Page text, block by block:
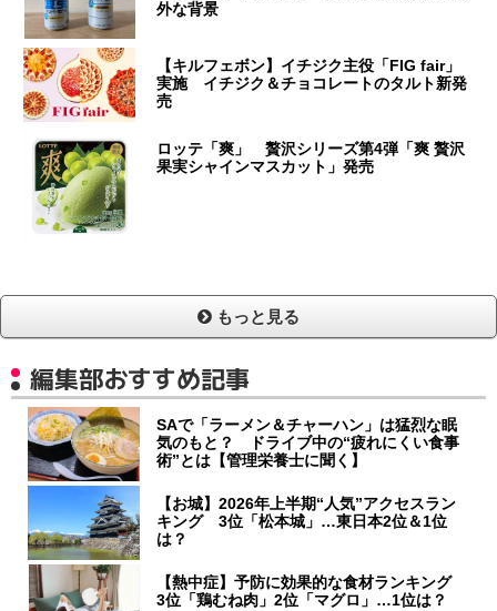
外な背景
【キルフェボン】イチジク主役「FIG fair」
実施 イチジク＆チョコレートのタルト新発
売
ロッテ「爽」 贅沢シリーズ第4弾「爽 贅沢
果実シャインマスカット」発売
もっと見る
編集部おすすめ記事
SAで「ラーメン＆チャーハン」は猛烈な眠
気のもと？ ドライブ中の“疲れにくい食事
術”とは【管理栄養士に聞く】
【お城】2026年上半期“人気”アクセスラン
キング 3位「松本城」…東日本2位＆1位
は？
【熱中症】予防に効果的な食材ランキング
3位「鶏むね肉」2位「マグロ」…1位は？